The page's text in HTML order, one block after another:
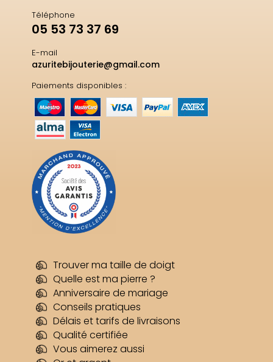
Téléphone
05 53 73 37 69
E-mail
azuritebijouterie@gmail.com
Paiements disponibles :
Trouver ma taille de doigt
Quelle est ma pierre ?
Anniversaire de mariage
Conseils pratiques
Délais et tarifs de livraisons
Qualité certifiée
Vous aimerez aussi